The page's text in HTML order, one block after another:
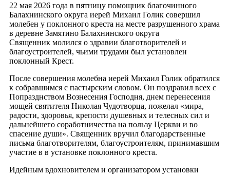
22 мая 2026 года в пятницу помощник благочинного
Балахнинского округа иерей Михаил Голик совершил
молебен у поклонного креста на месте разрушенного храма
в деревне Замятино Балахнинского округа
Священник молился о здравии благотворителей и
благоустроителей, чьими трудами был установлен
поклонный Крест.
После совершения молебна иерей Михаил Голик обратился
к собравшимся с пастырским словом. Он поздравил всех с
Попразднством Вознесения Господня, днем перенесения
мощей святителя Николая Чудотворца, пожелал «мира,
радости, здоровья, крепости душевных и телесных сил и
дальнейшего соработничества на пользу Церкви и во
спасение души». Священник вручил благодарственные
письма благотворителям, благоустроителям, принимавшим
участие в в установке поклонного креста.
Идейным вдохновителем и организатором установки